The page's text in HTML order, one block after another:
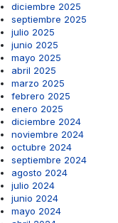
diciembre 2025
septiembre 2025
julio 2025
junio 2025
mayo 2025
abril 2025
marzo 2025
febrero 2025
enero 2025
diciembre 2024
noviembre 2024
octubre 2024
septiembre 2024
agosto 2024
julio 2024
junio 2024
mayo 2024